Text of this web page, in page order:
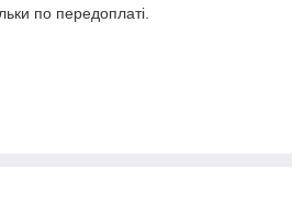
по передоплаті.